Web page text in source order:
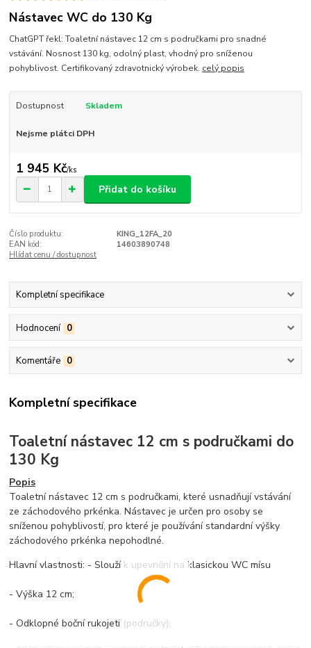
Nástavec WC do 130 Kg
ChatGPT řekl: Toaletní nástavec 12 cm s područkami pro snadné
vstávání. Nosnost 130 kg, odolný plast, vhodný pro sníženou
pohyblivost. Certifikovaný zdravotnický výrobek. celý popis
Dostupnost Skladem
Nejsme plátci DPH
1 945 Kč/ks
Přidat do košíku
Číslo produktu:
KING_12FA_20
EAN kód:
14603890748
Hlídat cenu / dostupnost
Kompletní specifikace
Hodnocení 0
Komentáře 0
Kompletní specifikace
Toaletní nástavec 12 cm s područkami do
130 Kg
Popis
Toaletní nástavec 12 cm s područkami, které usnadňují vstávání
ze záchodového prkénka. Nástavec je určen pro osoby se
sníženou pohyblivostí, pro které je používání standardní výšky
záchodového prkénka nepohodlné.
Hlavní vlastnosti: - Slouží k upevnění na klasickou WC mísu
- Výška 12 cm;
- Odklopné boční rukojeti (područky);